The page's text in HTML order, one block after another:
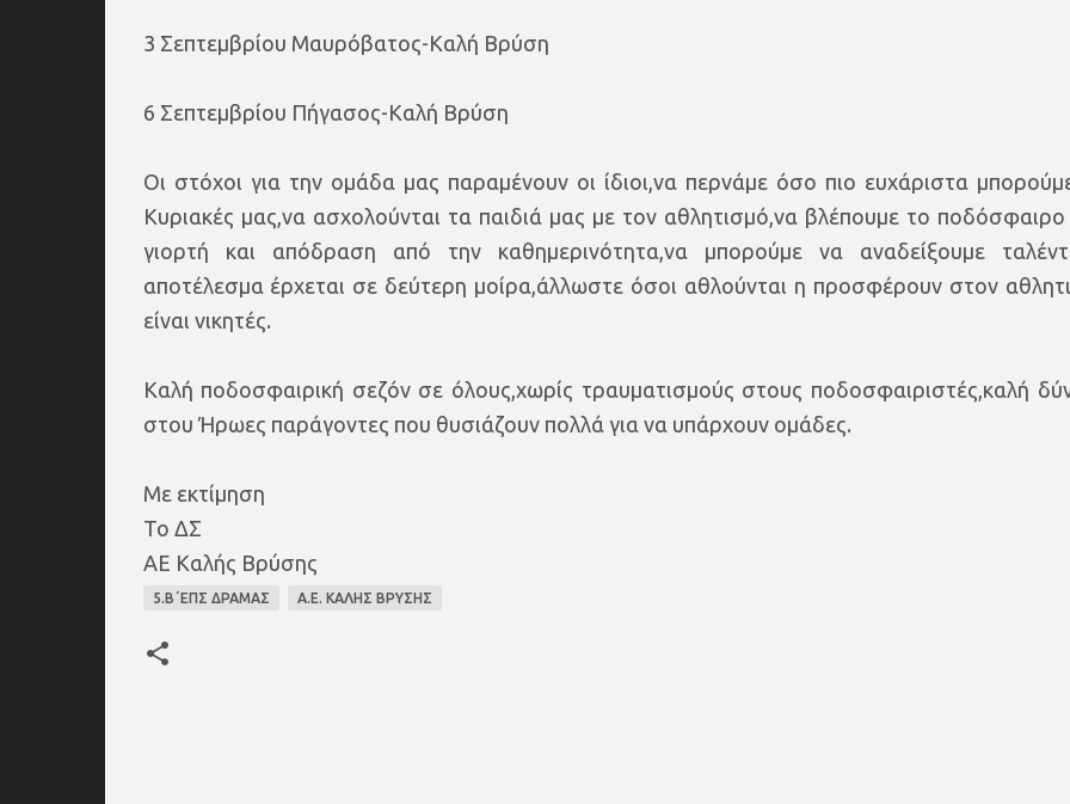
3 Σεπτεμβρίου Μαυρόβατος-Καλή Βρύση
6 Σεπτεμβρίου Πήγασος-Καλή Βρύση
Οι στόχοι για την ομάδα μας παραμένουν οι ίδιοι,να περνάμε όσο πιο ευχάριστα
Κυριακές μας,να ασχολούνται τα παιδιά μας με τον αθλητισμό,να βλέπουμε το
γιορτή και απόδραση από την καθημερινότητα,να μπορούμε να αναδείξουμε
αποτέλεσμα έρχεται σε δεύτερη μοίρα,άλλωστε όσοι αθλούνται η προσφέρουν στον
είναι νικητές.
Καλή ποδοσφαιρική σεζόν σε όλους,χωρίς τραυματισμούς στους ποδοσφαιριστές,καλή
στου Ήρωες παράγοντες που θυσιάζουν πολλά για να υπάρχουν ομάδες.
Με εκτίμηση
Το ΔΣ
ΑΕ Καλής Βρύσης
5.Β΄ΕΠΣ ΔΡΑΜΑΣ Α.Ε. ΚΑΛΗΣ ΒΡΥΣΗΣ